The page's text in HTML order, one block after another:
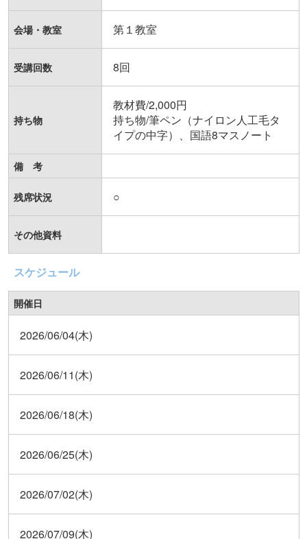
会場・教室 第１教室
受講回数 8回
持ち物
教材費/2,000円
持ち物/筆ペン（ナイロン人工毛タ
イプの中字）、国語8マスノート
備 考
残席状況 ○
その他資料
スケジュール
開催日
2026/06/04(木)
2026/06/11(木)
2026/06/18(木)
2026/06/25(木)
2026/07/02(木)
2026/07/09(木)